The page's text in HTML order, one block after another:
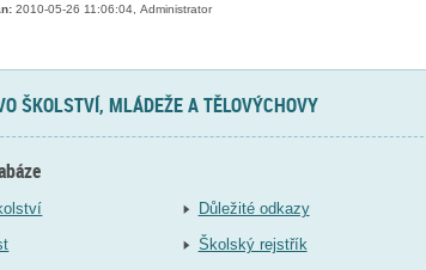
2010-05-26 11:06:04, Administrator
ŠKOLSTVÍ, MLÁDEŽE A TĚLOVÝCHOVY
Důležité odkazy
Školský rejstřík